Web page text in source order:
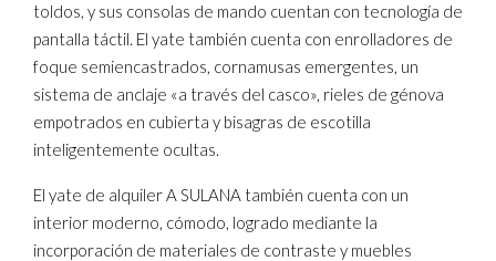
toldos, y sus consolas de mando cuentan con tecnología de
pantalla táctil. El yate también cuenta con enrolladores de
foque semiencastrados, cornamusas emergentes, un
sistema de anclaje «a través del casco», rieles de génova
empotrados en cubierta y bisagras de escotilla
inteligentemente ocultas.
El yate de alquiler A SULANA también cuenta con un
interior moderno, cómodo, logrado mediante la
incorporación de materiales de contraste y muebles